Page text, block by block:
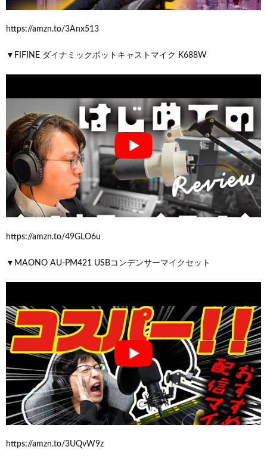
https://amzn.to/3Anx513
▼FIFINE ダイナミックポットキャストマイク K688W
https://amzn.to/49GLO6u
▼MAONO AU-PM421 USBコンデンサーマイクセット
https://amzn.to/3UQvW9z